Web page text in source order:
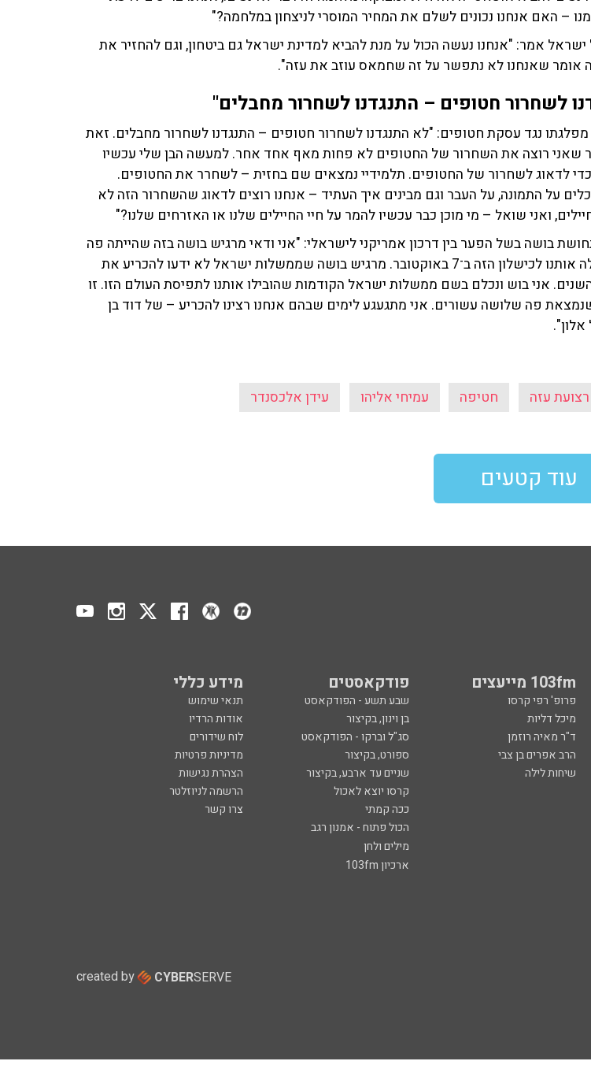
– האם אנחנו נכונים לשלם את המחיר המוסרי לניצחון במלחמה?"
אמר: "אנחנו נעשה הכול על מנת להביא למדינת ישראל גם ביטחון, וגם להחזיר את
אומר שאנחנו לא נתפשר על זה שחמאס עוזב את עזה".
לשחרור חטופים – התנגדנו לשחרור מחבלים"
נגד עסקת חטופים: "לא התנגדנו לשחרור חטופים – התנגדנו לשחרור מחבלים. זאת
שאני רוצה את השחרור של החטופים לא פחות מאף אחד אחר. למעשה הבן שלי עכשיו
כדי לדאוג לשחרור של החטופים. תלמידיי נמצאים שם בחזית – לשחרר את החטופים.
על התמונה, על העבר וגם מבינים איך העתיד – אנחנו רוצים לדאוג שהשחרור הזה לא
ואני שואל – מי מוכן כבר עכשיו להמר על חיי החיילים שלנו או האזרחים שלנו?"
בושה בשל הפער בין דרכון אמריקני לישראלי: "אני ודאי מרגיש בושה בזה שהייתה פה
חולשה שהובילה אותנו לכישלון הזה ב־7 באוקטובר. מרגיש בושה שממשלות ישראל לא ידעו להכריע את
אני בוש ונכלם בשם ממשלות ישראל הקודמות שהובילו אותנו לתפיסת העולם הזו. זו
פה שלושה עשורים. אני מתגעגע לימים שבהם אנחנו רצינו להכריע – של דוד בן
אלון".
רצועת עזה חטיפה עמיחי אליהו עידן אלכסנדר
עוד קטעים
103fm מייעצים פודקאסטים מידע כללי
פרופ' רפי קרסו שבע תשע - הפודקאסט
תנאי שימוש
מיכל דליות בן וינון, בקיצור
אודות הרדיו
ד"ר מאיה רוזמן סג"ל וברקו - הפודקאסט
לוח שידורים
הרב אפרים בן צבי ספורט, בקיצור
מדיניות פרטיות
שיחות לילה שניים עד ארבע, בקיצור
הצהרת נגישות
קרסו יוצא לאכול
הרשמה לניוזלטר
ככה קמתי
צרו קשר
הכול פתוח - אמנון רגב
מילים ולחן
ארכיון 103fm
created by CYBERSERVE